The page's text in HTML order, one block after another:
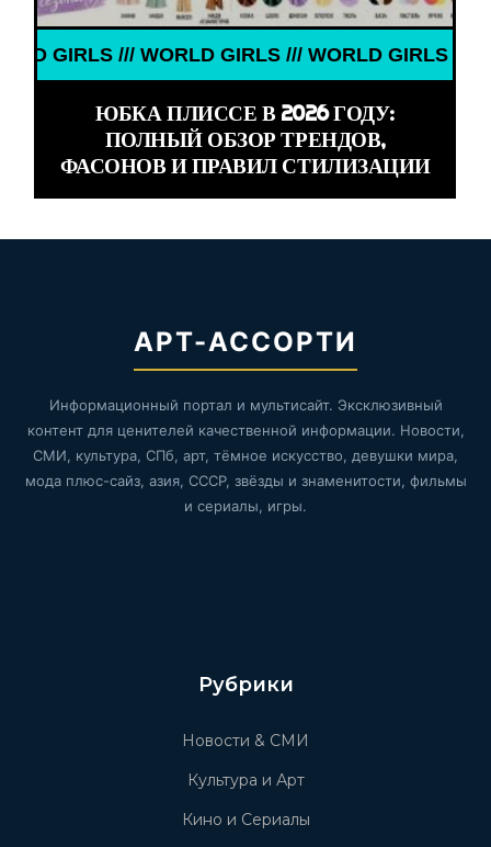
/// WORLD GIRLS /// WORLD GIRLS /// WORLD
ЮБКА ПЛИССЕ В 2026 ГОДУ:
ПОЛНЫЙ ОБЗОР ТРЕНДОВ,
ФАСОНОВ И ПРАВИЛ СТИЛИЗАЦИИ
АРТ-АССОРТИ
Информационный портал и мультисайт. Эксклюзивный
контент для ценителей качественной информации. Новости,
СМИ, культура, СПб, арт, тёмное искусство, девушки мира,
мода плюс-сайз, азия, СССР, звёзды и знаменитости, фильмы
и сериалы, игры.
Рубрики
Новости & СМИ
Культура и Арт
Кино и Сериалы